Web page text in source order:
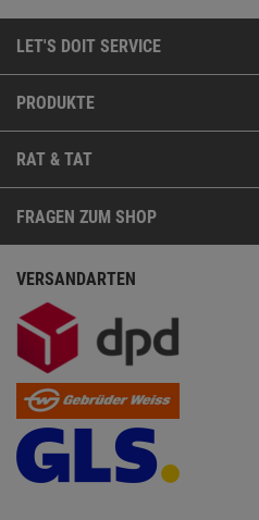
LET'S DOIT SERVICE
PRODUKTE
RAT & TAT
FRAGEN ZUM SHOP
VERSANDARTEN